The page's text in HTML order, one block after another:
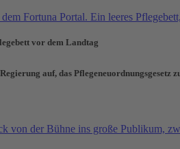
vor dem Landtag
auf, das Pflegeneuordnungsgesetz